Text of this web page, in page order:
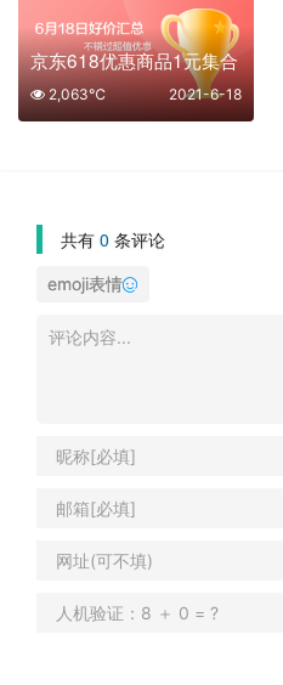
京东618优惠商品1元集合
2021-6-18
2,063℃
共有 0 条评论
emoji表情